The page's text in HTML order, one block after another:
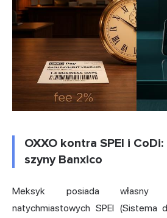
OXXO kontra SPEI i
szyny Banxico
Meksyk posiada własny
natychmiastowych SPEI (Sistema